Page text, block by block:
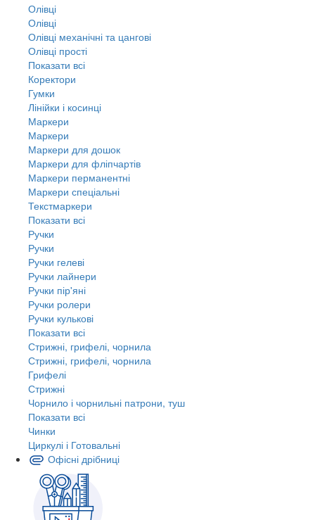
Олівці
Олівці
Олівці механічні та цангові
Олівці прості
Показати всі
Коректори
Гумки
Лінійки і косинці
Маркери
Маркери
Маркери для дошок
Маркери для фліпчартів
Маркери перманентні
Маркери спеціальні
Текстмаркери
Показати всі
Ручки
Ручки
Ручки гелеві
Ручки лайнери
Ручки пір'яні
Ручки ролери
Ручки кулькові
Показати всі
Стрижні, грифелі, чорнила
Стрижні, грифелі, чорнила
Грифелі
Стрижні
Чорнило і чорнильні патрони, туш
Показати всі
Чинки
Циркулі і Готовальні
Офісні дрібниці